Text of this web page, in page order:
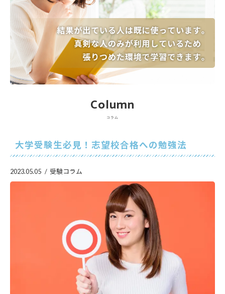
Column
コラム
大学受験生必見！志望校合格への勉強法
2023.05.05 受験コラム